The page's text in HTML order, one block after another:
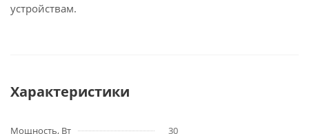
устройствам.
Характеристики
Мощность, Вт
30